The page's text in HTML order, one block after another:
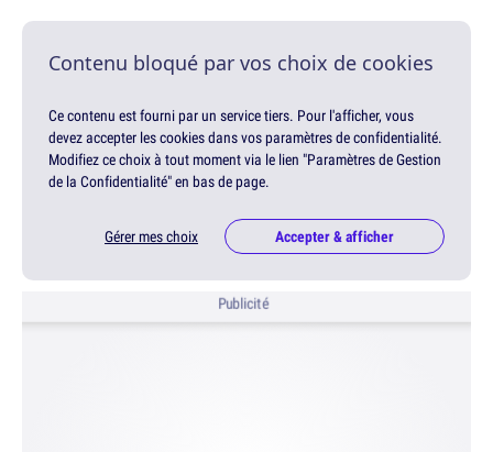
Contenu bloqué par vos choix de cookies
Ce contenu est fourni par un service tiers. Pour l'afficher, vous
devez accepter les cookies dans vos paramètres de confidentialité.
Modifiez ce choix à tout moment via le lien "Paramètres de Gestion
de la Confidentialité" en bas de page.
Gérer mes choix Accepter & afficher
Publicité